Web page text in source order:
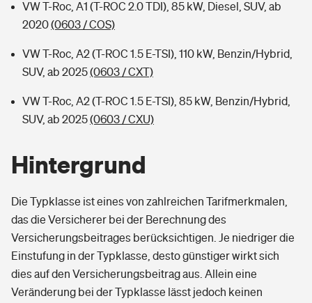
VW T-Roc, A1 (T-ROC 2.0 TDI), 85 kW, Diesel, SUV, ab
2020(0603 / COS)
VW T-Roc, A2 (T-ROC 1.5 E-TSI), 110 kW, Benzin/Hybrid,
SUV, ab 2025(0603 / CXT)
VW T-Roc, A2 (T-ROC 1.5 E-TSI), 85 kW, Benzin/Hybrid,
SUV, ab 2025(0603 / CXU)
Hintergrund
Die Typklasse ist eines von zahlreichen Tarifmerkmalen,
das die Versicherer bei der Berechnung des
Versicherungsbeitrages berücksichtigen. Je niedriger die
Einstufung in der Typklasse, desto günstiger wirkt sich
dies auf den Versicherungsbeitrag aus. Allein eine
Veränderung bei der Typklasse lässt jedoch keinen